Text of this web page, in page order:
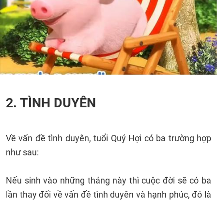
2. TÌNH DUYÊN
Về vấn đề tình duyên, tuổi Quý Hợi có ba trường hợp
như sau:
Nếu sinh vào những tháng này thì cuộc đời sẽ có ba
lần thay đổi về vấn đề tình duyên và hạnh phúc, đó là